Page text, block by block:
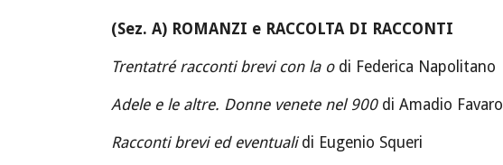
(Sez. A)ROMANZI e RACCOLTA DI RACCONTI
Trentatré racconti brevi con la odi Federica Napolitano
Adele e le altre. Donne venete nel 900 di Amadio Favaro
Racconti brevi ed eventuali di Eugenio Squeri